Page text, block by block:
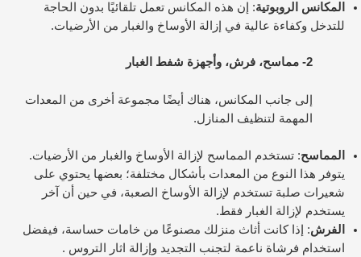
المكانس الروبوتية: إن هذه المكانس تعمل تلقائيًا بدون الحاجة
للتدخل وكفاءة عالية في إزالة الأوساخ والغبار من الأرضيات.
2- مماسح، فرش، وأجهزة شفط الغبار
إلى جانب المكانس، هناك أيضًا مجموعة أخرى من المعدات
المهمة لتنظيف المنازل.
المماسح: تستخدم المماسح لإزالة الأوساخ والغبار من الأرضيات.
يتوفر هذا النوع من المعدات بأشكال مختلفة؛ بعضها يحتوي على
شعيرات صلبة تستخدم لإزالة الأوساخ الصعبة، في حين أن آخر
يستخدم لإزالة الغبار فقط.
الفرش: إذا كانت أثاث منزلك مصنوعًا من خامات حساسة، فيفضل
استخدام فرشاة ناعمة لتجنب التجديد وإزالة اثار التروس .